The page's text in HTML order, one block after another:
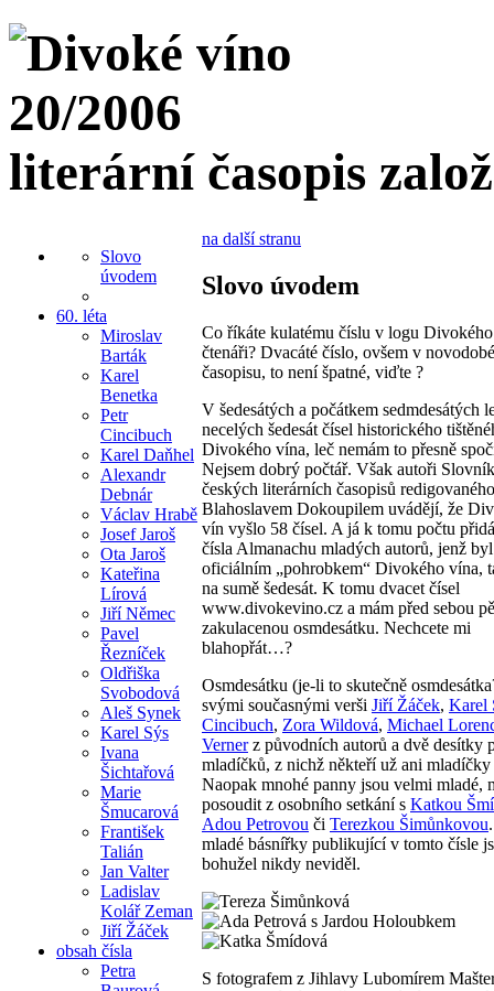
literární časopis
Slovo
úvodem
60. léta
Miroslav
Barták
Karel
Benetka
Petr
Cincibuch
Karel Daňhel
Alexandr
Debnár
Václav Hrabě
Josef Jaroš
Ota Jaroš
Kateřina
Lírová
Jiří Němec
Pavel
Řezníček
Oldřiška
Svobodová
Aleš Synek
Karel Sýs
Ivana
Šichtařová
Marie
Šmucarová
František
Talián
Jan Valter
Ladislav
Kolář Zeman
Jiří Žáček
obsah čísla
Petra
na další stranu
Slovo úvodem
Co říkáte kulatému číslu v logu
čtenáři? Dvacáté číslo, ovšem v
časopisu, to není špatné, viďte ?
V šedesátých a počátkem sedmdesátých
necelých šedesát čísel historického
Divokého vína, leč nemám to přesně
Nejsem dobrý počtář. Však autoři
českých literárních časopisů redigovaného
Blahoslavem Dokoupilem uvádějí, že
vín vyšlo 58 čísel. A já k tomu počtu
čísla Almanachu mladých autorů, jenž byl
oficiálním „pohrobkem“ Divokého vína,
na sumě šedesát. K tomu dvacet čísel
www.divokevino.cz a mám před sebou
zakulacenou osmdesátku. Nechcete mi
blahopřát…?
Osmdesátku (je-li to skutečně
svými současnými verši Jiří Žáček, Karel
Cincibuch, Zora Wildová, Michael
Vernerz původních autorů a dvě desítky
mladíčků, z nichž někteří už ani
Naopak mnohé panny jsou velmi mladé,
posoudit z osobního setkání s Katkou
Adou Petrovou či Terezkou Šimůnkovou
mladé básnířky publikující v tomto čísle
bohužel nikdy neviděl.
S fotografem z Jihlavy Lubomírem